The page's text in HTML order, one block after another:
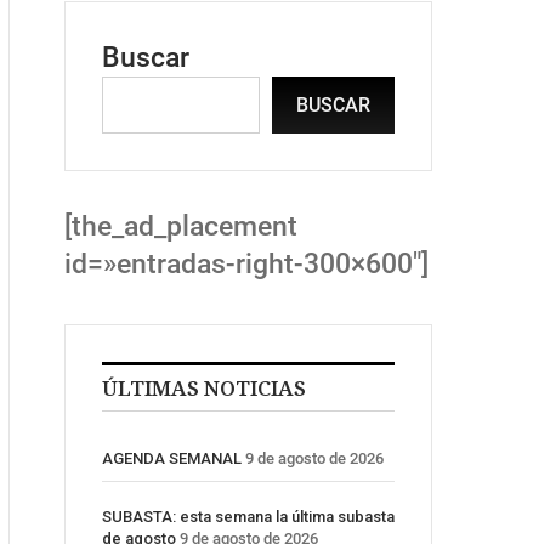
Buscar
BUSCAR
[the_ad_placement
id=»entradas-right-300×600″]
ÚLTIMAS NOTICIAS
AGENDA SEMANAL 9 de agosto de 2026
SUBASTA: esta semana la última subasta
de agosto 9 de agosto de 2026